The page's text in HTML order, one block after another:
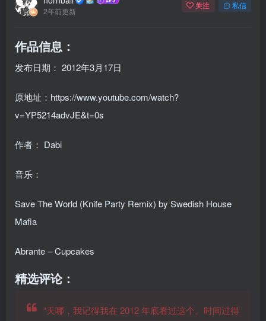
2年前更新
关注 私信
作品信息：
发布日期： 2012年3月17日
原地址：https://www.youtube.com/watch?
v=YP5214advJE&t=0s
作者： Dabi
音乐：
Save The World (Knife Party Remix) by Swedish House
Mafia
Abrante – Cupcakes
精选评论：
“天哪，我记得我在 2012 年底看过这个。时间过得